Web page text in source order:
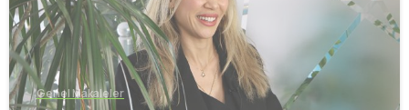
Genel Makaleler